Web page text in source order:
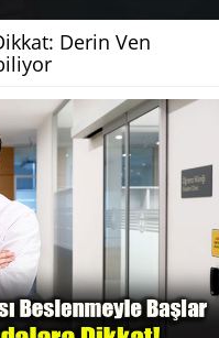
Derin Ven